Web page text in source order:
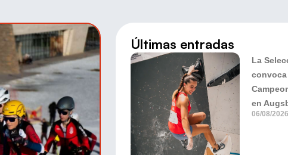
Últimas entradas
La
convoca
en
06/08/2026